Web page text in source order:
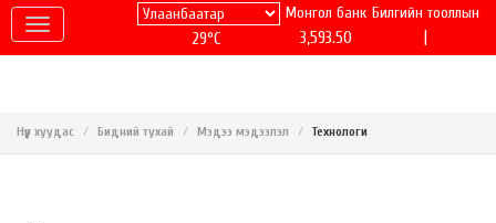
29°C
Монгол банк
3,593.50
Билгийн тооллын
Нүүр хуудас Бидний тухай Мэдээ мэдээлэл Технологи